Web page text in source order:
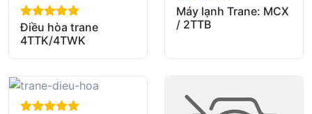
out of 5
Điều hòa trane
4TTK/4TWK
out of 5
Máy lạnh Trane: MCX
/ 2TTB